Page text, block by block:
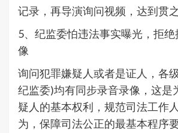
记录，再导演询问视频，达到贯
5、纪监委怕违法事实曝光，拒
像
询问犯罪嫌疑人或者是证人，各
纪监委)均有同步录音录像，这是
疑人的基本权利，规范司法工作
为，保障司法公正的最基本程序